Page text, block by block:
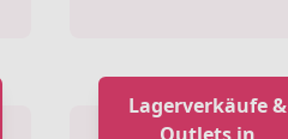
Lagerverkäufe &